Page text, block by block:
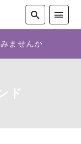
ませんか
ド